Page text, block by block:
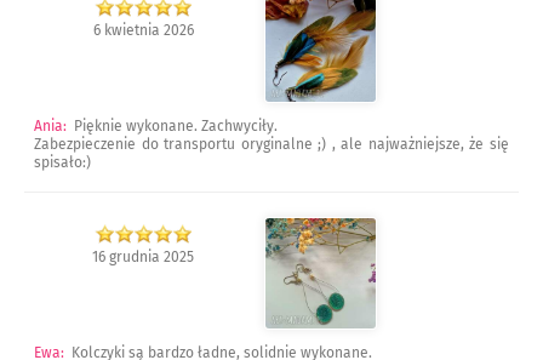
6 kwietnia 2026
Ania:
Pięknie wykonane. Zachwyciły.
Zabezpieczenie do transportu oryginalne ;) , ale najważniejsze, że się
spisało:)
16 grudnia 2025
Ewa:
Kolczyki są bardzo ładne, solidnie wykonane.